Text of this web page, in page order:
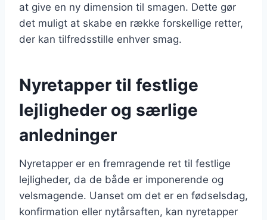
at give en ny dimension til smagen. Dette gør
det muligt at skabe en række forskellige retter,
der kan tilfredsstille enhver smag.
Nyretapper til festlige
lejligheder og særlige
anledninger
Nyretapper er en fremragende ret til festlige
lejligheder, da de både er imponerende og
velsmagende. Uanset om det er en fødselsdag,
konfirmation eller nytårsaften, kan nyretapper